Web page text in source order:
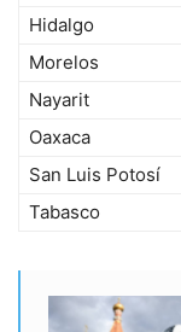
Hidalgo
Morelos
Nayarit
Oaxaca
San Luis Potosí
Tabasco